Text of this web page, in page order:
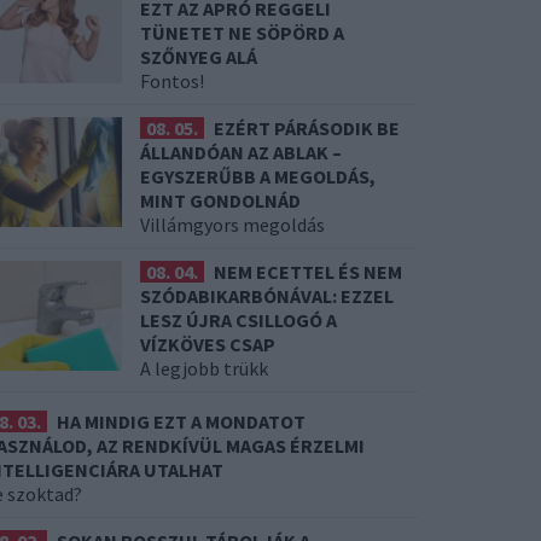
EZT AZ APRÓ REGGELI
TÜNETET NE SÖPÖRD A
SZŐNYEG ALÁ
Fontos!
08. 05.
EZÉRT PÁRÁSODIK BE
ÁLLANDÓAN AZ ABLAK –
EGYSZERŰBB A MEGOLDÁS,
MINT GONDOLNÁD
Villámgyors megoldás
08. 04.
NEM ECETTEL ÉS NEM
SZÓDABIKARBÓNÁVAL: EZZEL
LESZ ÚJRA CSILLOGÓ A
VÍZKÖVES CSAP
A legjobb trükk
03.
HA MINDIG EZT A MONDATOT
AZ RENDKÍVÜL MAGAS ÉRZELMI
UTALHAT
szoktad?